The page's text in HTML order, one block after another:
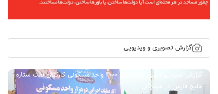
گزارش تصویری و ویدیویی
گزارش تصویری/ آیین کلنگ زنی ۲۰۰۰ واحد مسکونی کارکنان نفت ستاره
خلیج فارس در هرمزگان